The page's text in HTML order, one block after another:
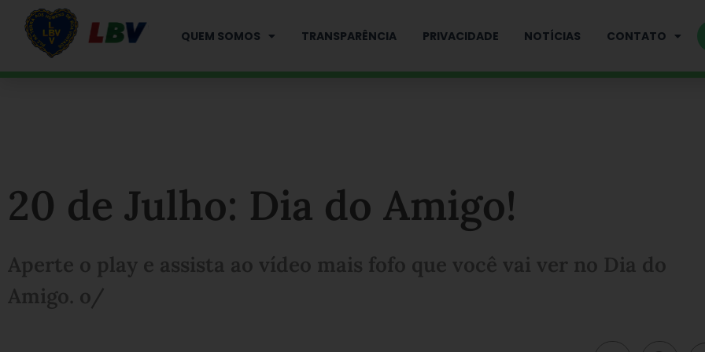
QUEM SOMOS TRANSPARÊNCIA PRIVACIDADE NOTÍCIAS CONTATO
20 de Julho: Dia do Amigo!
Aperte o play e assista ao vídeo mais fofo que você vai ver no Dia do
Amigo. o/